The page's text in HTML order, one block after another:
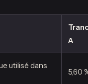
A
utilisé dans
5,60